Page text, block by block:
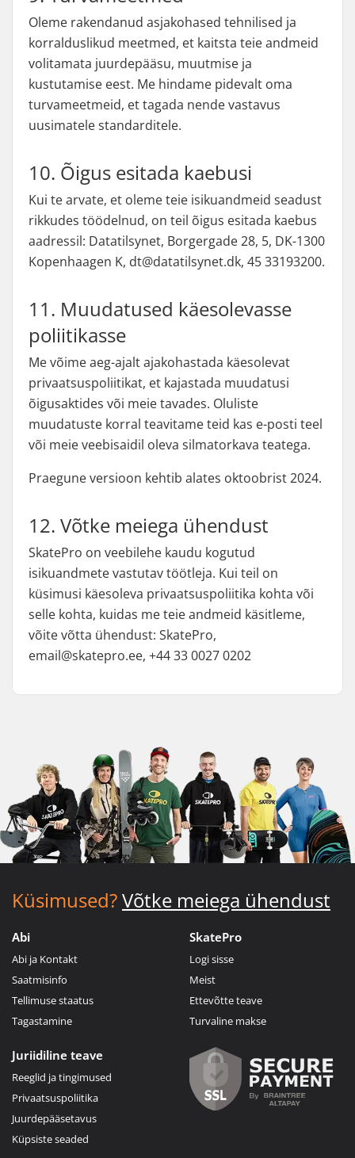
Oleme rakendanud asjakohased tehnilised ja
korralduslikud meetmed, et kaitsta teie andmeid
volitamata juurdepääsu, muutmise ja
kustutamise eest. Me hindame pidevalt oma
turvameetmeid, et tagada nende vastavus
uusimatele standarditele.
10. Õigus esitada kaebusi
Kui te arvate, et oleme teie isikuandmeid seadust
rikkudes töödelnud, on teil õigus esitada kaebus
aadressil: Datatilsynet, Borgergade 28, 5, DK-1300
Kopenhaagen K, dt@datatilsynet.dk, 45 33193200.
11. Muudatused käesolevasse
poliitikasse
Me võime aeg-ajalt ajakohastada käesolevat
privaatsuspoliitikat, et kajastada muudatusi
õigusaktides või meie tavades. Oluliste
muudatuste korral teavitame teid kas e-posti teel
või meie veebisaidil oleva silmatorkava teatega.
Praegune versioon kehtib alates oktoobrist 2024.
12. Võtke meiega ühendust
SkatePro on veebilehe kaudu kogutud
isikuandmete vastutav töötleja. Kui teil on
küsimusi käesoleva privaatsuspoliitika kohta või
selle kohta, kuidas me teie andmeid käsitleme,
võite võtta ühendust: SkatePro,
email@skatepro.ee, +44 33 0027 0202
Küsimused?Võtke meiega ühendust
Abi
Abi ja Kontakt
Saatmisinfo
Tellimuse staatus
Tagastamine
SkatePro
Logi sisse
Meist
Ettevõtte teave
Turvaline makse
Juriidiline teave
Reeglid ja tingimused
Privaatsuspoliitika
Juurdepääsetavus
Küpsiste seaded